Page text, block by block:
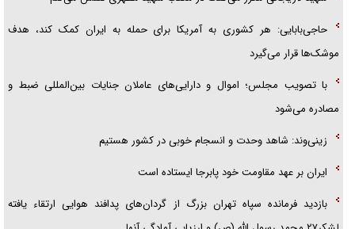
حاجی‌بابایی: هر کشوری به آمریکا برای حمله به ایران کمک کند، هدف
موشک‌ها قرار می‌گیرد
با تصویب مجلس؛ اموال و دارایی‌های عاملان جنایات بین‌المللی ضبط و
مصادره می‌شود
زینی‌وند: شاهد وحدت و انسجام خوبی در کشور هستیم
ایران بر عهد مقاومت خود پابرجا ایستاده است
بازدید فرمانده سپاه تهران بزرگ از گردان‌های پدافند هوایی ارتقاء یافته